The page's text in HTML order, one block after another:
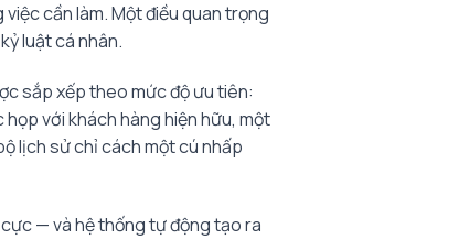
cần làm. Một điều quan trọng
luật cá nhân.
sắp xếp theo mức độ ưu tiên:
với khách hàng hiện hữu, một
lịch sử chỉ cách một cú nhấp
— và hệ thống tự động tạo ra